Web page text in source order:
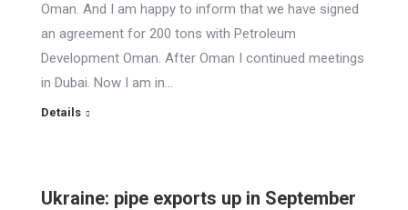
Oman. And I am happy to inform that we have signed
an agreement for 200 tons with Petroleum
Development Oman. After Oman I continued meetings
in Dubai. Now I am in…
Details
Ukraine: pipe exports up in September